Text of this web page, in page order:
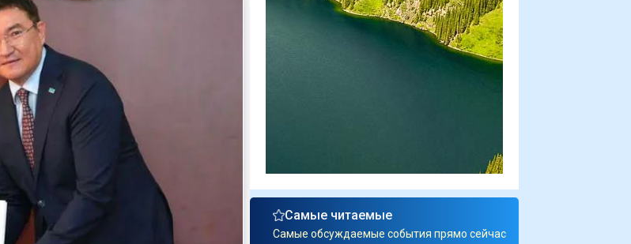
Самые читаемые
Самые обсуждаемые события прямо сейчас